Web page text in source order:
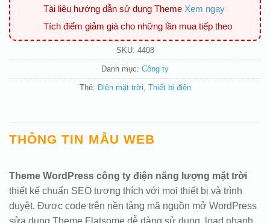
Tài liệu hướng dẫn sử dụng Theme Xem ngay
Tích điểm giảm giá cho những lần mua tiếp theo
SKU: 4408
Danh mục: Công ty
Thẻ: Điện mặt trời Thiết bị điện
THÔNG TIN MẪU WEB
Theme WordPress công ty điện năng lượng mặt trời
thiết kế chuẩn SEO tương thích với mọi thiết bị và trình
duyệt. Được code trên nền tảng mã nguồn mở WordPress
sửa dụng Theme Flatsome dễ dàng sử dụng, load nhanh